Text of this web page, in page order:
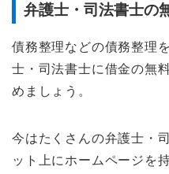
弁護士・司法書士の
債務整理などの債務整理
士・司法書士に借金の無
めましょう。
今はたくさんの弁護士・
ット上にホームページを